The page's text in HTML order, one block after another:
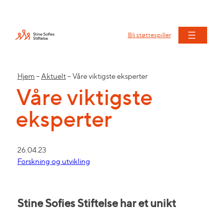
Bli støttespiller
Hjem –Aktuelt–Våre viktigste eksperter
Våre viktigste
eksperter
26.04.23
Forskning og utvikling
Stine Sofies Stiftelse har et unikt